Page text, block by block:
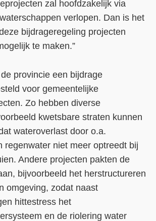
zal hoofdzakelijk via
verlopen. Dan is het
bijdrageregeling projecten
te maken.”
provincie een bijdrage
voor gemeentelijke
Zo hebben diverse
kwetsbare straten kunnen
wateroverlast door o.a.
regenwater niet meer optreedt bij
Andere projecten pakten de
bijvoorbeeld het herstructureren
omgeving, zodat naast
hittestress het
en de riolering water